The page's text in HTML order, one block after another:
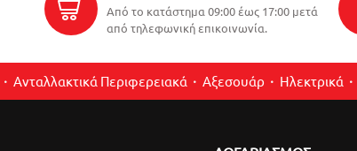
Από το κατάστημα 09:00 έως 17:00 μετά
από τηλεφωνική επικοινωνία.
Ανταλλακτικά Περιφερειακά Αξεσουάρ Ηλεκτρικά